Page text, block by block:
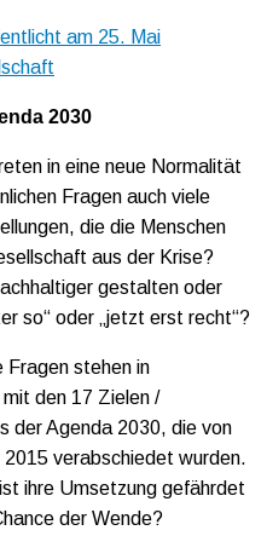
am 25. Mai
2030
in eine neue Normalität
Fragen auch viele
die die Menschen
aus der Krise?
gestalten oder
so“ oder „jetzt erst recht“?
Fragen stehen in
den 17 Zielen /
der Agenda 2030, die von
verabschiedet wurden.
ihre Umsetzung gefährdet
der Wende?